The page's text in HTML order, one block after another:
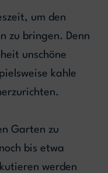
um den
zu bringen. Denn
unschöne
kahle
Garten zu
bis etwa
werden